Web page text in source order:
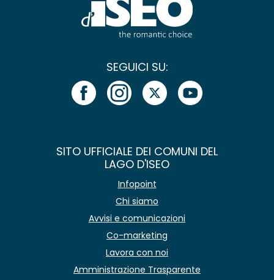
SEGUICI SU:
SITO UFFICIALE DEI COMUNI DEL
LAGO D'ISEO
Infopoint
Chi siamo
Avvisi e comunicazioni
Co-marketing
Lavora con noi
Amministrazione Trasparente